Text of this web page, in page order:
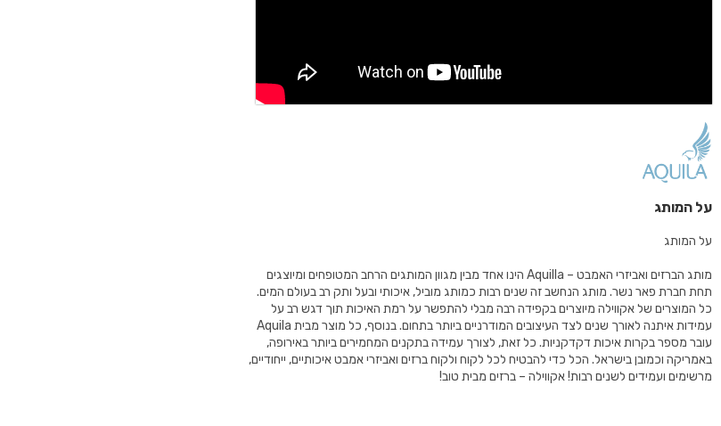
על המותג
על המותג
מותג הברזים ואביזרי האמבט – Aquilla הינו אחד מבין מגוון המותגים הרחב המטופחים ומיוצגים
תחת חברת פאר נשר. מותג הנחשב זה שנים רבות כמותג מוביל, איכותי ובעל ותק רב בעולם המים.
כל המוצרים של אקווילה מיוצרים בקפידה רבה מבלי להתפשר על רמת האיכות תוך דגש רב על
עמידות איתנה לאורך שנים לצד העיצובים המודרניים ביותר בתחום. בנוסף, כל מוצר מבית Aquila
עובר מספר בקרות איכות דקדקניות. כל זאת, לצורך עמידה בתקנים המחמירים ביותר באירופה,
באמריקה וכמובן בישראל. הכל כדי להבטיח לכל לקוח ולקוח ברזים ואביזרי אמבט איכותיים, ייחודיים,
מרשימים ועמידים לשנים רבות! אקווילה – ברזים מבית טוב!